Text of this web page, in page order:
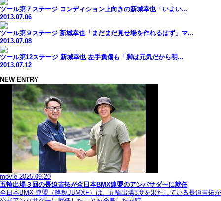
ツール第７ステージ コンディション上向きの新城幸也「いよい...
2013.07.06
ツール第９ステージ 新城幸也「まだまだ見せ場を作れるはず」マ...
2013.07.08
ツール第12ステージ 新城幸也 左手負傷も「脚は元気だから明...
2013.07.12
NEW ENTRY
movie 2025.09.20
五輪出場３回の長迫吉拓が全日本BMX連盟のアンバサダーに就任
全日本BMX 連盟（略称JBMXF）は、五輪出場3度を果たしている長迫吉拓が